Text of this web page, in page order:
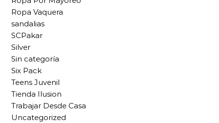
Ropa Vaquera
sandalias
SCPakar
Silver
Sin categoría
Six Pack
Teens Juvenil
Tienda Ilusion
Trabajar Desde Casa
Uncategorized